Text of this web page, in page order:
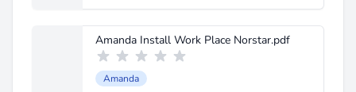
Amanda Install Work Place Norstar.pdf
Amanda